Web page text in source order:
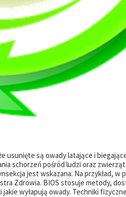
usunięte są owady latające i
schorzeń pośród ludzi oraz
jest wskazana. Na przykład, w
Zdrowia. BIOS stosuje metody,
wyłapują owady. Techniki